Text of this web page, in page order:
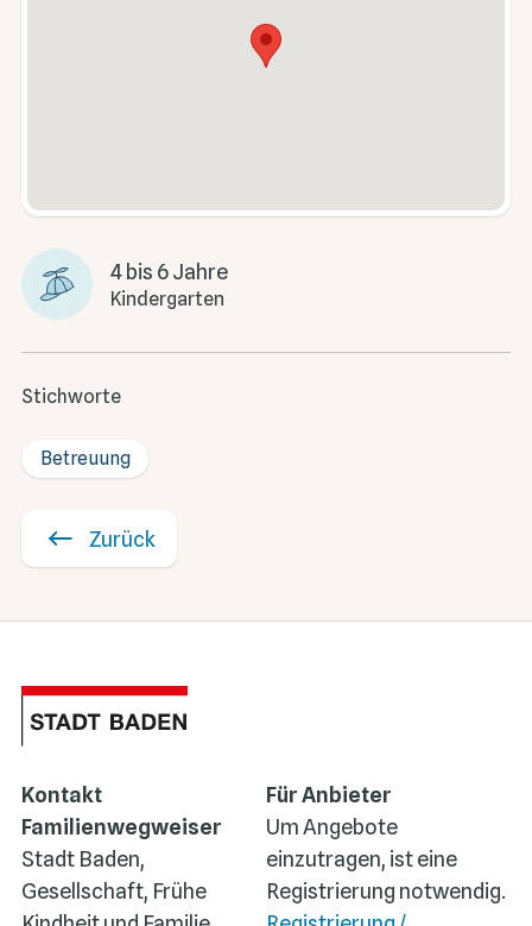
4 bis 6 Jahre
Kindergarten
Stichworte
Betreuung
Zurück
Kontakt
Familienwegweiser
Stadt Baden,
Gesellschaft, Frühe
Für Anbieter
Um Angebote
einzutragen, ist eine
Registrierung notwendig.